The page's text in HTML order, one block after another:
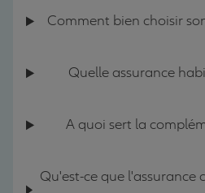
Comment bien choisir
Quelle assurance
A quoi sert la
Qu'est-ce que l'assurance